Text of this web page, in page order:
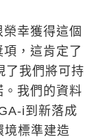
幸獲得這個
，這肯定了
了我們將可持
我們的資料
i到新落成
境標準建造